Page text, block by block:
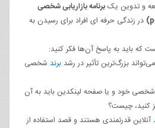
و تدوین یکبرنامه بازاریابی شخصی
در زندگی حرفه ای افراد برای رسیدن به
که باید به پاسخ آن‌ها فکر کنید:
بزرگ‌ترین تأثیر در رشدبرند شخصی
خود و یا صفحه لینکدین باید به آن
کنید، چیست؟
آنلاین قدرتمندی هستند و قصد استفاده از